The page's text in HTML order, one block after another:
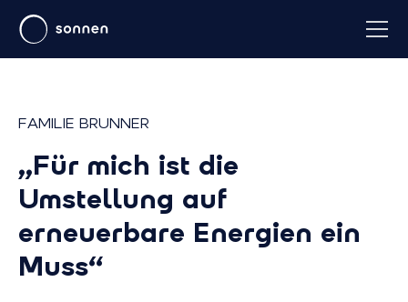
FAMILIE BRUNNER
„Für mich ist die
Umstellung auf
erneuerbare Energien ein
Muss“